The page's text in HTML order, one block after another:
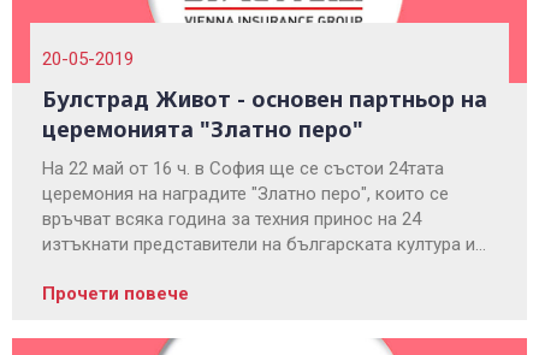
20-05-2019
Булстрад Живот - основен партньор на
церемонията "Златно перо"
На 22 май от 16 ч. в София ще се състои 24тата
церемония на наградите "Златно перо", които се
връчват всяка година за техния принос на 24
изтъкнати представители на българската култура и
наградите тази година и ще връчи три от високите
Прочети повече